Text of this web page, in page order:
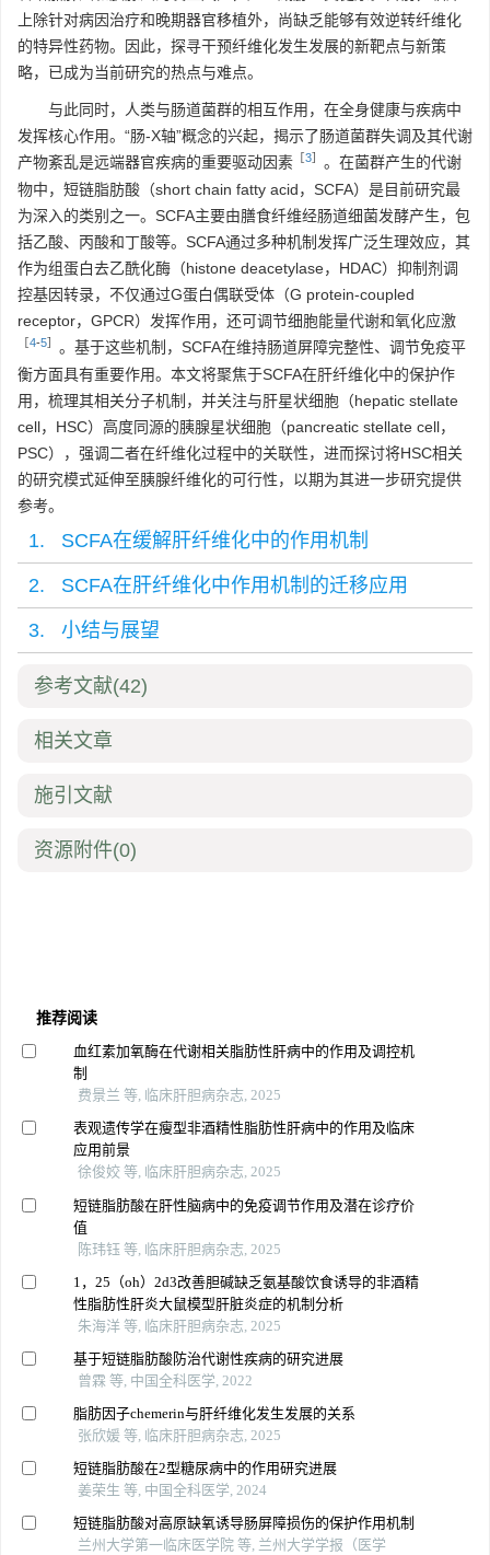
上除针对病因治疗和晚期器官移植外，尚缺乏能够有效逆转纤维化
的特异性药物。因此，探寻干预纤维化发生发展的新靶点与新策
略，已成为当前研究的热点与难点。
与此同时，人类与肠道菌群的相互作用，在全身健康与疾病中
发挥核心作用。“肠-X轴”概念的兴起，揭示了肠道菌群失调及其代谢
产物紊乱是远端器官疾病的重要驱动因素 ［3］ 。在菌群产生的代谢
物中，短链脂肪酸（short chain fatty acid，SCFA）是目前研究最
为深入的类别之一。SCFA主要由膳食纤维经肠道细菌发酵产生，包
括乙酸、丙酸和丁酸等。SCFA通过多种机制发挥广泛生理效应，其
作为组蛋白去乙酰化酶（histone deacetylase，HDAC）抑制剂调
控基因转录，不仅通过G蛋白偶联受体（G protein-coupled
receptor，GPCR）发挥作用，还可调节细胞能量代谢和氧化应激
［4-5］ 。基于这些机制，SCFA在维持肠道屏障完整性、调节免疫平
衡方面具有重要作用。本文将聚焦于SCFA在肝纤维化中的保护作
用，梳理其相关分子机制，并关注与肝星状细胞（hepatic stellate
cell，HSC）高度同源的胰腺星状细胞（pancreatic stellate cell，
PSC），强调二者在纤维化过程中的关联性，进而探讨将HSC相关
的研究模式延伸至胰腺纤维化的可行性，以期为其进一步研究提供
参考。
1. SCFA在缓解肝纤维化中的作用机制
2. SCFA在肝纤维化中作用机制的迁移应用
3. 小结与展望
参考文献(42)
相关文章
施引文献
资源附件(0)
推荐阅读
血红素加氧酶在代谢相关脂肪性肝病中的作用及调控机
制
费景兰 等, 临床肝胆病杂志, 2025
表观遗传学在瘦型非酒精性脂肪性肝病中的作用及临床
应用前景
徐俊姣 等, 临床肝胆病杂志, 2025
短链脂肪酸在肝性脑病中的免疫调节作用及潜在诊疗价
值
陈玮钰 等, 临床肝胆病杂志, 2025
1，25（oh）2d3改善胆碱缺乏氨基酸饮食诱导的非酒精
性脂肪性肝炎大鼠模型肝脏炎症的机制分析
朱海洋 等, 临床肝胆病杂志, 2025
基于短链脂肪酸防治代谢性疾病的研究进展
曾霖 等, 中国全科医学, 2022
脂肪因子chemerin与肝纤维化发生发展的关系
张欣媛 等, 临床肝胆病杂志, 2025
短链脂肪酸在2型糖尿病中的作用研究进展
姜荣生 等, 中国全科医学, 2024
短链脂肪酸对高原缺氧诱导肠屏障损伤的保护作用机制
兰州大学第一临床医学院 等, 兰州大学学报（医学